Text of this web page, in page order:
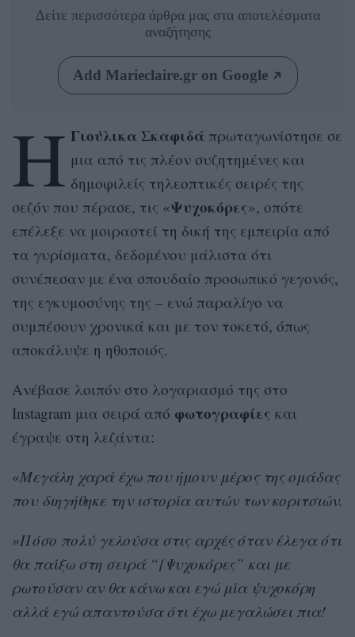
Δείτε περισσότερα άρθρα μας στα αποτελέσματα
αναζήτησης
Add Marieclaire.gr on Google
Η Γιούλικα Σκαφιδάπρωταγωνίστησε σε
μια από τις πλέον συζητημένες και
δημοφιλείς τηλεοπτικές σειρές της
σεζόν που πέρασε, τις «Ψυχοκόρες», οπότε
επέλεξε να μοιραστεί τη δική της εμπειρία από
τα γυρίσματα, δεδομένου μάλιστα ότι
συνέπεσαν με ένα σπουδαίο προσωπικό γεγονός,
της εγκυμοσύνης της – ενώ παραλίγο να
συμπέσουν χρονικά και με τον τοκετό, όπως
αποκάλυψε η ηθοποιός.
Ανέβασε λοιπόν στο λογαριασμό της στο
Instagram μια σειρά από φωτογραφίες και
έγραψε στη λεζάντα:
«Μεγάλη χαρά έχω που ήμουν μέρος της ομάδας
που διηγήθηκε την ιστορία αυτών των κοριτσιών.
»Πόσο πολύ γελούσα στις αρχές όταν έλεγα ότι
θα παίξω στη σειρά “{Ψυχοκόρες” και με
ρωτούσαν αν θα κάνω και εγώ μία ψυχοκόρη
αλλά εγώ απαντούσα ότι έχω μεγαλώσει πια!